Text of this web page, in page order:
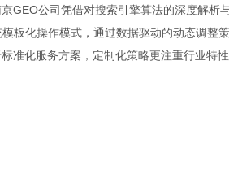
GEO公司凭借对搜索引擎算法的深度解析
板化操作模式，通过数据驱动的动态调整策
准化服务方案，定制化策略更注重行业特